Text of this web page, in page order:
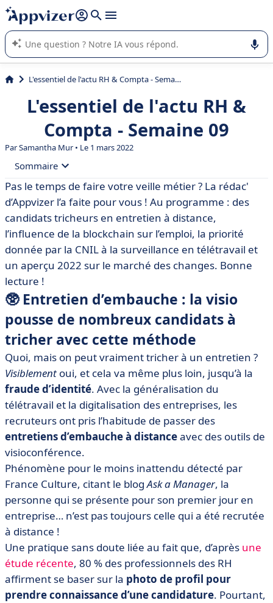
répondre (plusieurs lignes avec
L'IA de Appvizer vous guide dans l'utilisation ou la sélection de
logiciel SaaS en entreprise.
L'essentiel de l'actu RH & Compta - Semaine 09
L'essentiel de l'actu RH &
Compta - Semaine 09
ParSamantha Mur• Le 1 mars 2022
Sommaire
• 🥸 Entretien d’embauche : la visio pousse de
nombreux candidats à tricher avec cette méthode
• 🔗 Comment la blockchain va révolutionner l’emploi
• 🧑‍💻 Contrôle et surveillance du télétravail : un thème
majeur pour la CNIL en 2022
• 🔁 Marché des changes : qu’attendre de 2022
Pas le temps de faire votre veille métier ? La rédac'
d’Appvizer l’a faite pour vous ! Au programme : des
candidats tricheurs en entretien à distance,
l’influence de la blockchain sur l’emploi, la priorité
donnée par la CNIL à la surveillance en télétravail et
un aperçu 2022 sur le marché des changes. Bonne
lecture !
🥸 Entretien d’embauche : la visio
pousse de nombreux candidats à
tricher avec cette méthode
Quoi, mais on peut vraiment tricher à un entretien ?
Visiblement oui, et cela va même plus loin, jusqu’à la
fraude d’identité. Avec la généralisation du
télétravail et la digitalisation des entreprises, les
recruteurs ont pris l’habitude de passer des
entretiens d’embauche à distanceavec des outils de
visioconférence.
Phénomène pour le moins inattendu détecté par
France Culture, citant le blogAsk a Manager, la
personne qui se présente pour son premier jour en
entreprise… n’est pas toujours celle qui a été recrutée
à distance !
Une pratique sans doute liée au fait que, d’après une
étude récente, 80 % des professionnels des RH
affirment se baser sur la photo de profil pour
prendre connaissance d’une candidature. Pourtant,